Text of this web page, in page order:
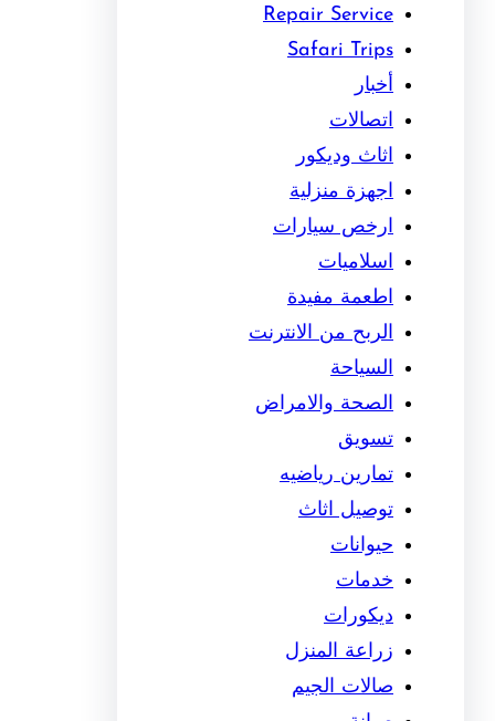
Repair Service
Safari Trips
أخبار
اتصالات
اثاث وديكور
اجهزة منزلية
ارخص سيارات
اسلاميات
اطعمة مفيدة
الربح من الانترنت
السياحة
الصحة والامراض
تسويق
تمارين رياضيه
توصيل اثاث
حيوانات
خدمات
ديكورات
زراعة المنزل
صالات الجيم